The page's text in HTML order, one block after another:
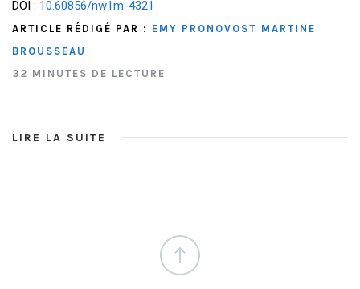
DOI : 10.60856/nw1m-4321
ARTICLE RÉDIGÉ PAR : EMY PRONOVOST MARTINE
BROUSSEAU
32 MINUTES DE LECTURE
LIRE LA SUITE